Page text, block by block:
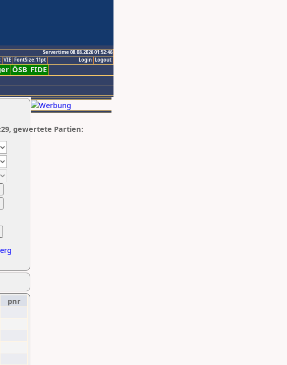
Servertime 08.08.2026 01:52:46
Logout
Login
VIE FontSize:11pt
ÖSB FIDE
gewertete Partien:
pnr